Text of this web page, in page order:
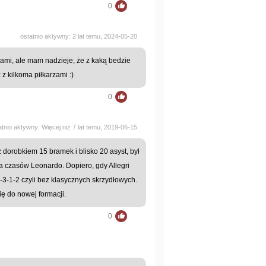
0
ostatnio aktywny: 2 lat temu, 2024-05-20
ale mam nadzieje, że z kaką bedzie
kilkoma piłkarzami :)
0
aktywny: Więcej niż 7 lat temu, 2019-06-15
15 bramek i blisko 20 asyst, był
czasów Leonardo. Dopiero, gdy Allegri
1-2 czyli bez klasycznych skrzydłowych.
do nowej formacji.
0